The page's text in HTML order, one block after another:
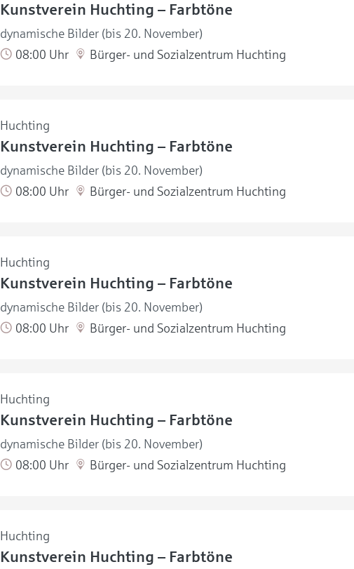
Kunstverein Huchting – Farbtöne
dynamische Bilder (bis 20. November)
08:00 Uhr
Bürger- und Sozialzentrum Huchting
Huchting
Kunstverein Huchting – Farbtöne
dynamische Bilder (bis 20. November)
08:00 Uhr
Bürger- und Sozialzentrum Huchting
Huchting
Kunstverein Huchting – Farbtöne
dynamische Bilder (bis 20. November)
08:00 Uhr
Bürger- und Sozialzentrum Huchting
Huchting
Kunstverein Huchting – Farbtöne
dynamische Bilder (bis 20. November)
08:00 Uhr
Bürger- und Sozialzentrum Huchting
Huchting
Kunstverein Huchting – Farbtöne